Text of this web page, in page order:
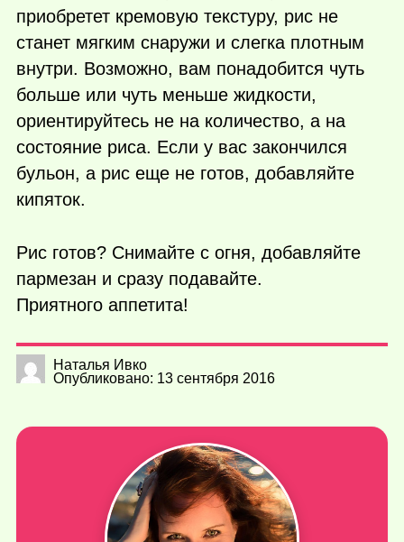
приобретет кремовую текстуру, рис не
станет мягким снаружи и слегка плотным
внутри. Возможно, вам понадобится чуть
больше или чуть меньше жидкости,
ориентируйтесь не на количество, а на
состояние риса. Если у вас закончился
бульон, а рис еще не готов, добавляйте
кипяток.
Рис готов? Снимайте с огня, добавляйте
пармезан и сразу подавайте.
Приятного аппетита!
Наталья Ивко
Опубликовано: 13 сентября 2016